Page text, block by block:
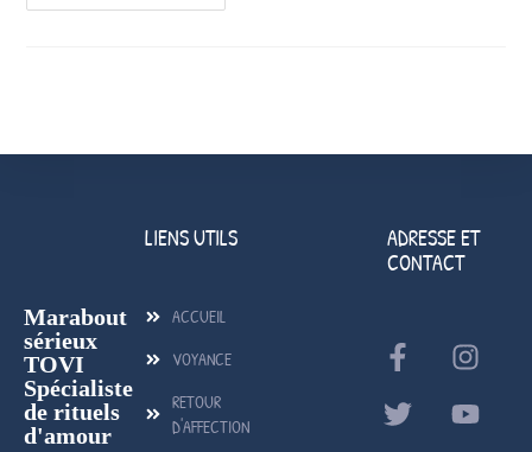
Marabout
sérieux
TOVI
Spécialiste
de rituels
d'amour
LIENS UTILS
ACCUEIL
VOYANCE
RETOUR
D'AFFECTION
ADRESSE ET
CONTACT